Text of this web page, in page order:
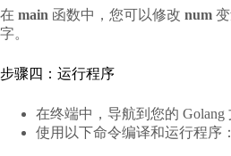
在 main 函数中，您可以修改 num
字。
步骤四：运行程序
在终端中，导航到您的 Golang
使用以下命令编译和运行程序：